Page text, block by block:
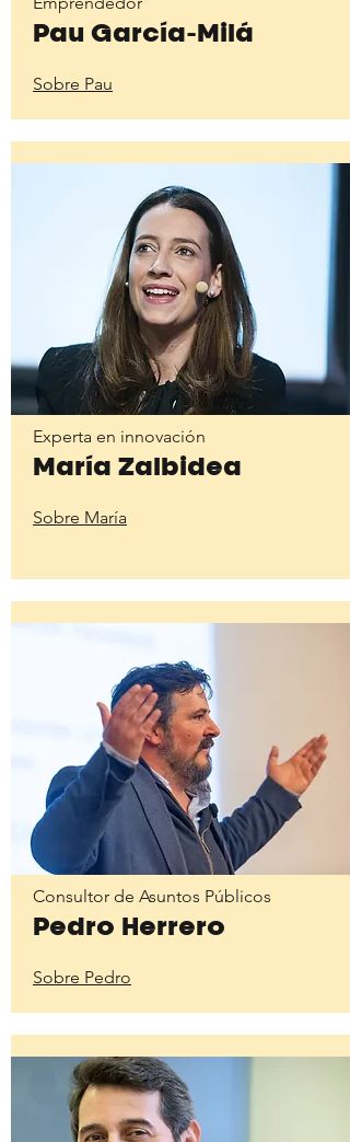
Pau García-Milá
Sobre Pau
Experta en innovación
María Zalbidea
Sobre María
Consultor de Asuntos Públicos
Pedro Herrero
Sobre Pedro